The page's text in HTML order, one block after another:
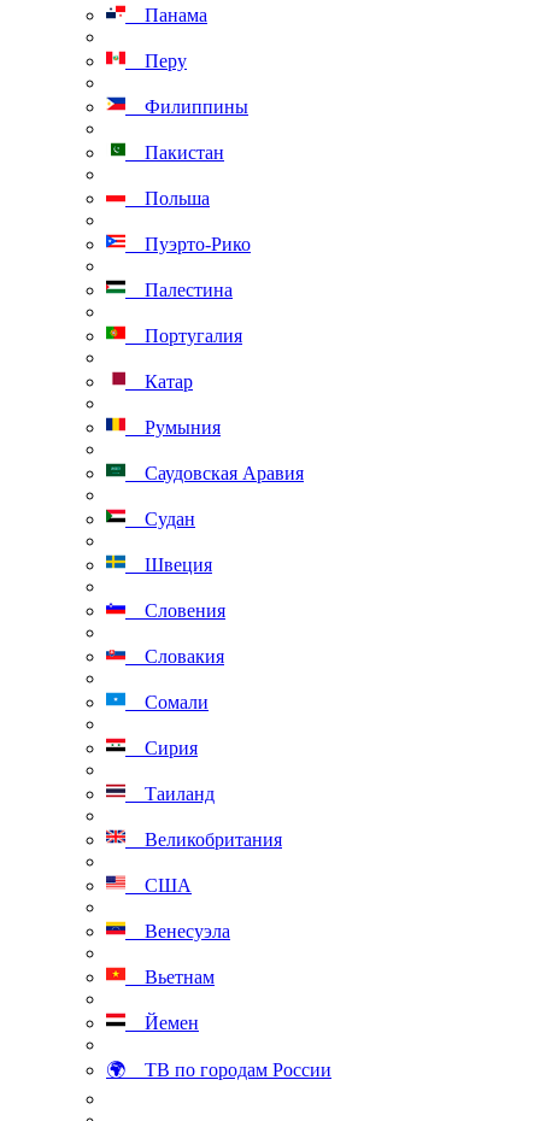
Панама
Перу
Филиппины
Пакистан
Польша
Пуэрто-Рико
Палестина
Португалия
Катар
Румыния
Саудовская Аравия
Судан
Швеция
Словения
Словакия
Сомали
Сирия
Таиланд
Великобритания
США
Венесуэла
Вьетнам
Йемен
🌍 ТВ по городам России